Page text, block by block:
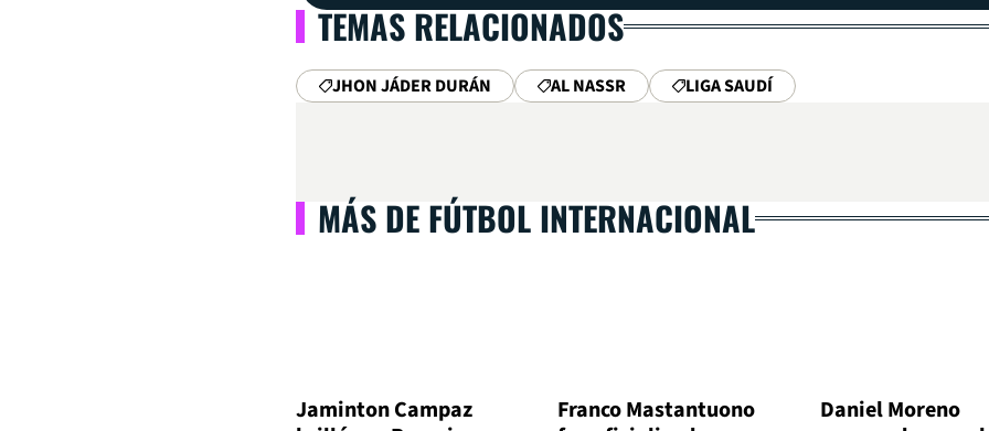
TEMAS RELACIONADOS
JHON JÁDER DURÁN AL NASSR LIGA SAUDÍ
MÁS DE FÚTBOL INTERNACIONAL
Jaminton Campaz
Franco Mastantuono
Daniel Moreno